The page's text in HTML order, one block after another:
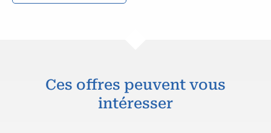
Ces offres peuvent vous
intéresser